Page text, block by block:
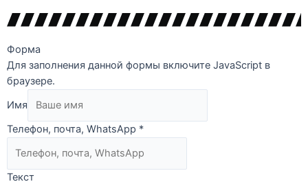
Форма
Для заполнения данной формы включите JavaScript в
браузере.
Имя
Телефон, почта, WhatsApp *
Текст